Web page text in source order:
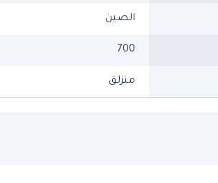
الصين
700
منزلق